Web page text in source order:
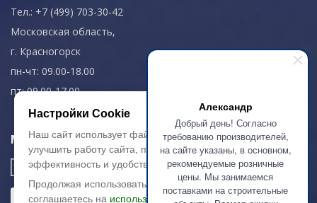
Александр
Добрый день! Согласно
требованию производителей,
на сайте указаны, в основном,
рекомендуемые розничные
цены. Мы занимаемся
поставками на строительные
Тел.: +7 (499) 703-30-42
Московская область,
г. Красногорск
пн-чт: 09.00-18.00
пт: 09.00-17.00
Мы в соц. сетях
Настройки Cookie
Наш сайт использует файлы cookie, чтобы
улучшить работу сайта, повысить его
эффективность и удобство.
Продолжая использовать сайт, вы
соглашаетесь на использование файлов